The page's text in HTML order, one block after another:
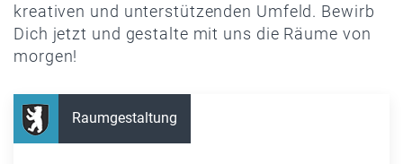
kreativen und unterstützenden Umfeld. Bewirb
Dich jetzt und gestalte mit uns die Räume von
morgen!
Raumgestaltung